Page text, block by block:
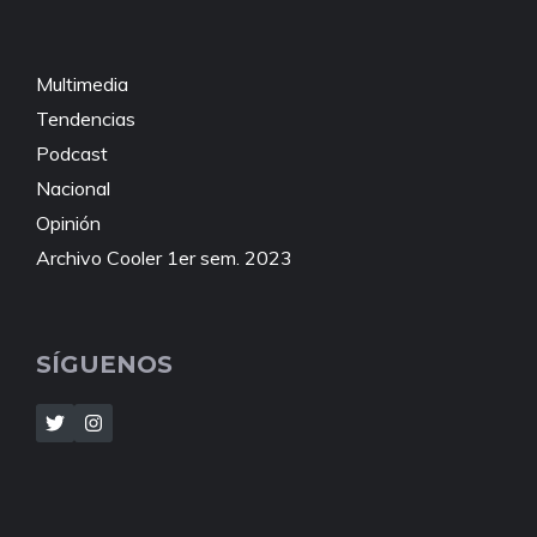
Multimedia
Tendencias
Podcast
Nacional
Opinión
Archivo Cooler 1er sem. 2023
SÍGUENOS